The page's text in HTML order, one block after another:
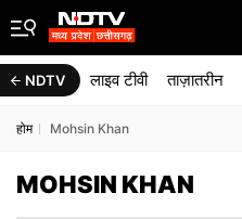
NDTV लाइव टीवी ताज़ातरीन
होम Mohsin Khan
MOHSIN KHAN